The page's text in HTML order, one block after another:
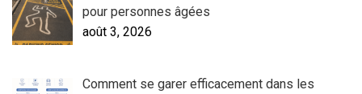
pour personnes âgées
août 3, 2026
Comment se garer efficacement dans les